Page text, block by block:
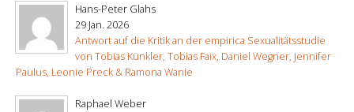
Hans-Peter Glahs
29 Jan. 2026
Antwort auf die Kritik an der empirica Sexualitätsstudie
von Tobias Künkler, Tobias Faix, Daniel Wegner, Jennifer
Paulus, Leonie Preck & Ramona Wanie
Raphael Weber